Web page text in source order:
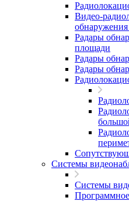
Видео-
Радары
площади
Радары
Радары
Системы
Системы